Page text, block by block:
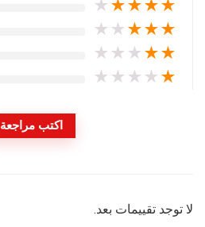
★
★
★
★
★
★
★
★
★
★
★
★
★
★
★
★
★
★
★
★
اكتب مراجعة
لا توجد تقييمات بعد.